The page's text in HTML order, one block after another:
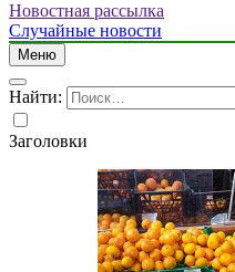
Новостная рассылка
Случайные новости
Меню
Найти:
Заголовки